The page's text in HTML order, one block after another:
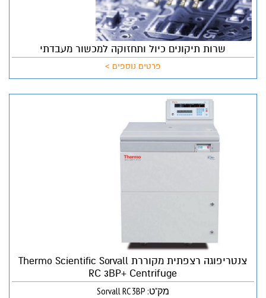
שרות תיקונים כיול ותחזוקה למכשור מעבדתי
פרטים נוספים >
צנטריפוגה רצפתית מקוררת Thermo Scientific Sorvall
RC 3BP+ Centrifuge
מק"ט: Sorvall RC 3BP